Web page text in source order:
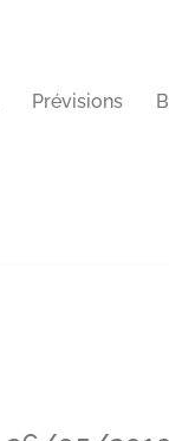
Prévisions